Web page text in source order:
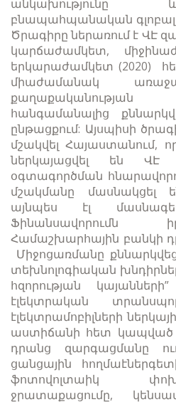
բնապահպանական գլոբալ
Ծրագիրը ներառում է ՎԷ
կարճաժամկետ,
երկարաժամկետ (2020)
միաժամանակ
հանգամանալից
ընթացքում: Այսպիսի
մշակվել
ներկայացվել են ՎԷ
օգտագործման
մշակմանը մասնակցել
այնպես էլ
Ֆինանսավորումն
Համաշխարհային բանկի
Միջոցառմանը
տեխնոլոգիական
հզորության
էլեկտրական
էլեկտրամոբիլների
աստիճանի հետ կապված
դրանց զարգացմանը
ցանցային
ֆոտովոլտաիկ
ջրատաքացումը,